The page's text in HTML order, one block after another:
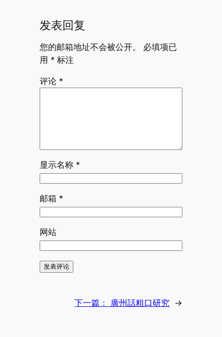
发表回复
您的邮箱地址不会被公开。
必填项已
用 *标注
评论 *
显示名称 *
邮箱 *
网站
下一篇： 廣州話粗口研究 →